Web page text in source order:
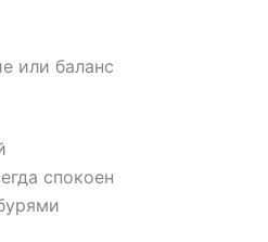
или баланс
спокоен